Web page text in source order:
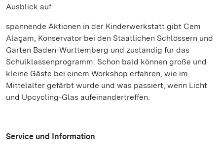
Ausblick auf
spannende Aktionen in der Kinderwerkstatt gibt Cem
Alaçam, Konservator bei den Staatlichen Schlössern und
Gärten Baden-Württemberg und zuständig für das
Schulklassenprogramm. Schon bald können große und
kleine Gäste bei einem Workshop erfahren, wie im
Mittelalter gefärbt wurde und was passiert, wenn Licht
und Upcycling-Glas aufeinandertreffen.
Service und Information